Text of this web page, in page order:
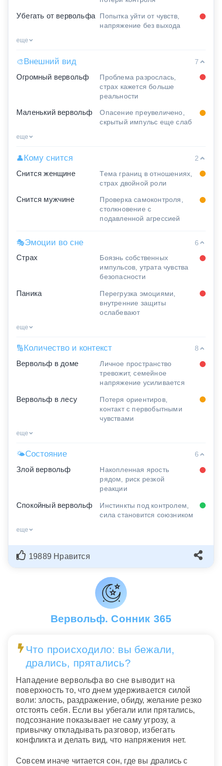
Убегать от вервольфа
Попытка уйти от чувств,
напряжение без выхода
еще
🎨Внешний вид
7
Огромный вервольф
Проблема разрослась,
страх кажется больше
реальности
Маленький вервольф
Опасение преувеличено,
скрытый импульс еще слаб
еще
👤Кому снится
2
Снится женщине
Тема границ в отношениях,
страх двойной роли
Снится мужчине
Проверка самоконтроля,
столкновение с
подавленной агрессией
🎭Эмоции во сне
6
Страх
Боязнь собственных
импульсов, утрата чувства
безопасности
Паника
Перегрузка эмоциями,
внутренние защиты
ослабевают
еще
🔢 Количество и контекст
8
Вервольф в доме
Личное пространство
тревожит, семейное
напряжение усиливается
Вервольф в лесу
Потеря ориентиров,
контакт с первобытными
чувствами
еще
🌤Состояние
6
Злой вервольф
Накопленная ярость
рядом, риск резкой
реакции
Спокойный вервольф
Инстинкты под контролем,
сила становится союзником
еще
19889 Нравится
Вервольф. Сонник 365
Что происходило: вы бежали,
дрались, прятались?
Нападение вервольфа во сне выводит на
поверхность то, что днем удерживается силой
воли: злость, раздражение, обиду, желание резко
отстоять себя. Если вы убегали или прятались,
подсознание показывает не саму угрозу, а
привычку откладывать разговор, избегать
конфликта и делать вид, что напряжения нет.
Совсем иначе читается сон, где вы дрались с